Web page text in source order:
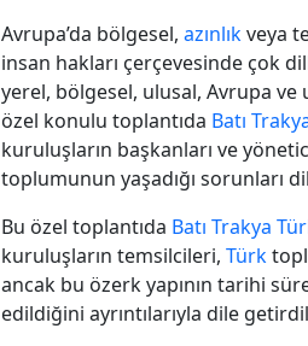
Avrupa’da bölgesel, azınlıkveya
insan hakları çerçevesinde çok
yerel, bölgesel, ulusal, Avrupa
özel konulu toplantıda Batı
kuruluşların başkanları ve
toplumunun yaşadığı sorunları
Bu özel toplantıda Batı Trakya
kuruluşların temsilcileri, Türk
ancak bu özerk yapının tarihi
edildiğini ayrıntılarıyla dile